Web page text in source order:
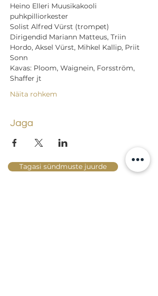
Heino Elleri Muusikakooli
puhkpilliorkester
Solist Alfred Vürst (trompet)
Dirigendid Mariann Matteus, Triin
Hordo, Aksel Vürst, Mihkel Kallip, Priit
Sonn
Kavas: Ploom, Waignein, Forsström,
Shaffer jt
Näita rohkem
Jaga
Tagasi sündmuste juurde